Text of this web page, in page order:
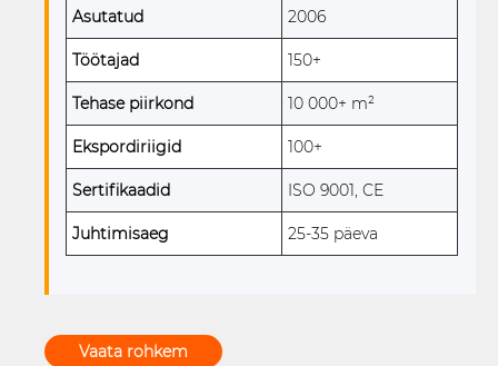
ja piirkonda, nagu Ameerika Ühendriigid, Kanada,
Venemaa, Poola, Saksamaa, Itaalia, Prantsusmaa,
Austria, Brasiilia ja Colombia. hüdrosilindril on
usaldusväärne kvaliteet, stabiilne jõudlus ja
vastupidavus. See on täielikult asendatav
originaalosadega. Samal ajal saame oma
tootedisainerite kaudu pakkuda kohandatud tooteid ja
aktsepteerida OEM-i tellimusi. Jätkame uute toodete
arendamist ja teenuste täiustamist. Kui olete huvitatud
mõnest meie tootest või vajate sarnaseid tooteid, võtke
meie veebisaiti. Ootame võimalust saada lähitulevikus
Asutatud 2006
Töötajad 150+
Tehase piirkond 10 000+ m²
Ekspordiriigid 100+
Sertifikaadid ISO 9001, CE
Juhtimisaeg 25-35 päeva
Vaata rohkem